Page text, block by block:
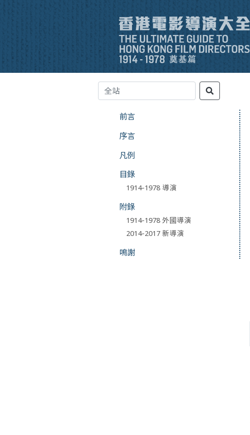
前言
序言
凡例
目錄
1914-1978 導演
附錄
1914-1978 外國導演
2014-2017 新導演
鳴謝